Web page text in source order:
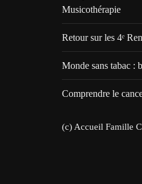
Musicothérapie
Retour sur les 4ᵉ
Monde sans tabac :
Comprendre le
(c) Accueil Famille